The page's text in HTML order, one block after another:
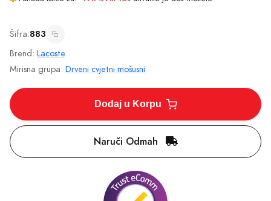
Šifra:883
Brend: Lacoste
Mirisna grupa: Drveni cvjetni mošusni
Dodaj u Korpu
Naruči Odmah